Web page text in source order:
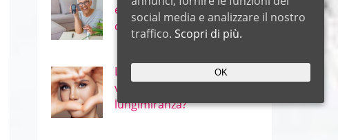
erbe più efficaci per il
controllo della glicemia?
Le migliori erbe per occhi e
vista – miopia e
lungimiranza?
social media e analizzare il nostro
traffico. Scopri di più.
OK